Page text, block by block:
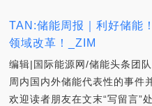
TAN:储能周报｜利好储能
领域改革！_ZIM
编辑|国际能源网/储能头条团
周内国内外储能代表性的事件
欢迎读者朋友在文末“写留言”